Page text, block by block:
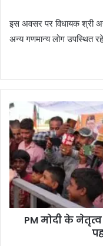
इस अवसर पर विधायक श्री
अन्य गणमान्य लोग उपस्थित
PM मोदी के